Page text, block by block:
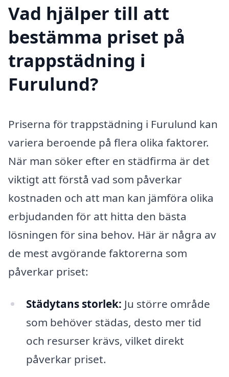
Vad hjälper till att
bestämma priset på
trappstädning i
Furulund?
Priserna för trappstädning i Furulund kan
variera beroende på flera olika faktorer.
När man söker efter en städfirma är det
viktigt att förstå vad som påverkar
kostnaden och att man kan jämföra olika
erbjudanden för att hitta den bästa
lösningen för sina behov. Här är några av
de mest avgörande faktorerna som
påverkar priset:
Städytans storlek: Ju större område
som behöver städas, desto mer tid
och resurser krävs, vilket direkt
påverkar priset.